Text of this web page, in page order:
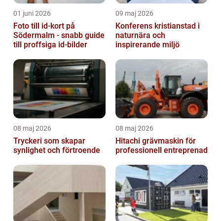
01 juni 2026
Foto till id-kort på
Södermalm - snabb guide
till proffsiga id-bilder
09 maj 2026
Konferens kristianstad i
naturnära och
inspirerande miljö
08 maj 2026
Tryckeri som skapar
synlighet och förtroende
08 maj 2026
Hitachi grävmaskin för
professionell entreprenad